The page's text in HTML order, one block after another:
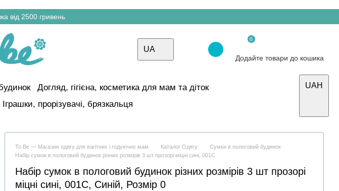
від 2500 гривень
UA
0
Додайте товари до кошика
Догляд, гігієна, косметика для мам та діток
Іграшки, прорізувачі, брязкальця
UAH
To Be — Магазин одягу для вагітних і годуючих мам Каталог Одягу
Сумки в пологовий будинок
Набір сумок в пологовий будинок різних розмірів 3 шт прозорі міцні сині, 001С
Набір сумок в пологовий будинок різних розмірів 3 шт прозорі
міцні сині, 001С, Синій, Розмір 0